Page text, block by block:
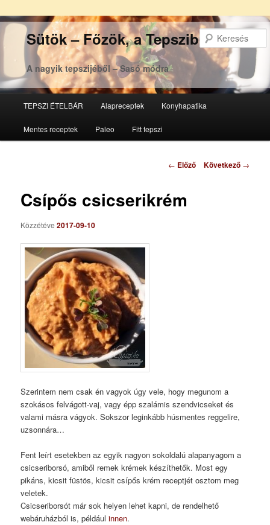
Sütök – Főzök, a Tepsziből
A nagyik tepszijéből – Sasó módra
Tovább
az
Tovább
a
TEPSZI ÉTELBÁR Alapreceptek Konyhapatika
Mentes receptek Paleo Fitt tepszi
Bejegyzés
← Előző Következő →
Csípős csicserikrém
Közzétéve2017-09-10
Szerintem nem csak én vagyok úgy vele, hogy megunom a
szokásos felvágott-vaj, vagy épp szalámis szendvicseket és
valami másra vágyok. Sokszor leginkább húsmentes reggelire,
uzsonnára…
Fent leírt esetekben az egyik nagyon sokoldalú alapanyagom a
csicseriborsó, amiből remek krémek készíthetők. Most egy
pikáns, kicsit füstös, kicsit csípős krém receptjét osztom meg
veletek.
Csicseriborsót már sok helyen lehet kapni, de rendelhető
webáruházból is, példáulinnen.